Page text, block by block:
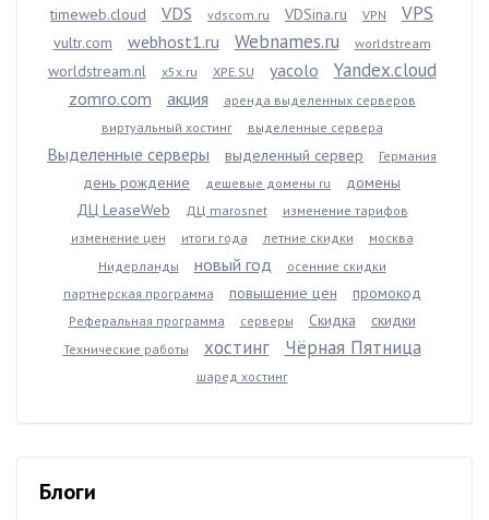
timeweb.cloud VDS vdscom.ru VDSina.ru VPN VPS
vultr.com webhost1.ru Webnames.ru worldstream
worldstream.nl x5x.ru XPE.SU yacolo Yandex.cloud
zomro.com акция
аренда выделенных серверов
виртуальный хостинг
выделенные сервера
Выделенные серверы выделенный сервер Германия
день рождение дешевые домены ru
домены
ДЦ LeaseWeb
ДЦ marosnet
изменение тарифов
изменение цен
итоги года летние скидки
москва
Нидерланды
новый год
осенние скидки
партнерская программа
повышение цен промокод
Реферальная программа серверы Скидка скидки
Технические работы хостинг Чёрная Пятница
шаред хостинг
Блоги